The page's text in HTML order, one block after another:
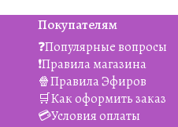
Покупателям
❓Популярные вопросы
❗️Правила магазина
🍿Правила Эфиров
🛒Как оформить заказ
💳Условия оплаты